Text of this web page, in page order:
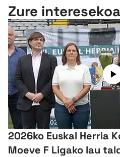
Zure
2026ko Euskal Herria
Moeve F Ligako lau